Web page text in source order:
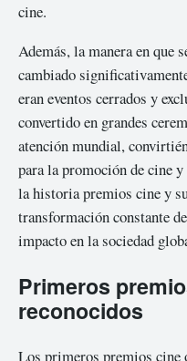
cine.
Además, la manera en que
cambiado
eran eventos cerrados y
convertido en grandes
atención mundial,
para la promoción de cine
la historia premios cine y
transformación constante
impacto en la sociedad
Primeros
reconocidos
Los primeros premios cine